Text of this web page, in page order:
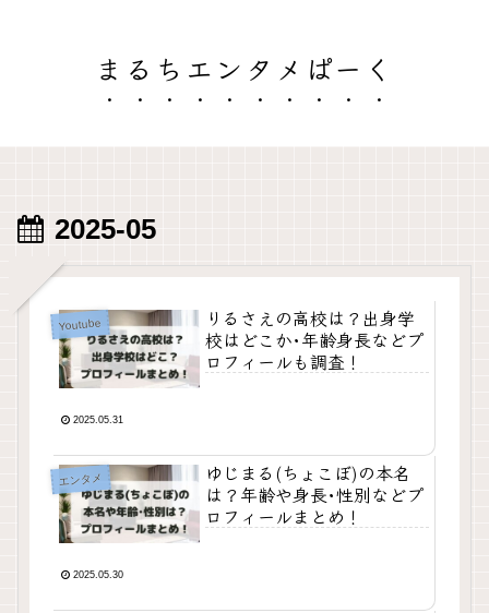
まるちエンタメぱーく
2025-05
Youtube
りるさえの高校は？出身学
校はどこか･年齢身長などプ
ロフィールも調査！
2025.05.31
エンタメ
ゆじまる(ちょこぼ)の本名
は？年齢や身長･性別などプ
ロフィールまとめ！
2025.05.30